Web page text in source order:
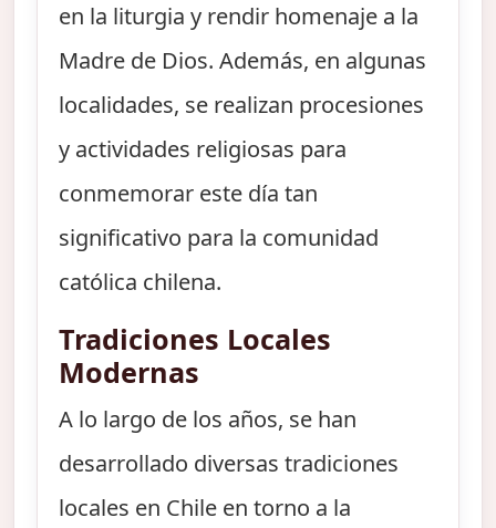
en la liturgia y rendir homenaje a la
Madre de Dios. Además, en algunas
localidades, se realizan procesiones
y actividades religiosas para
conmemorar este día tan
significativo para la comunidad
católica chilena.
Tradiciones Locales
Modernas
A lo largo de los años, se han
desarrollado diversas tradiciones
locales en Chile en torno a la